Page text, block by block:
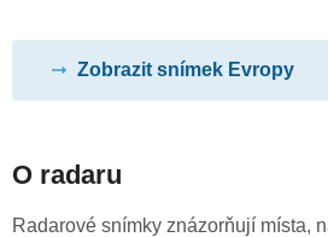
Zobrazit snímek Evropy
O radaru
Radarové snímky znázorňují místa,